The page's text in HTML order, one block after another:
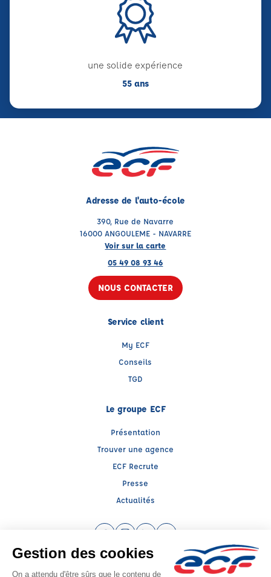
une solide expérience
55 ans
Adresse de l'auto-école
390, Rue de Navarre
16000 ANGOULEME - NAVARRE
Voir sur la carte
05 49 08 93 46
NOUS CONTACTER
Service client
My ECF
Conseils
TGD
Le groupe ECF
Présentation
Trouver une agence
ECF Recrute
Presse
Actualités
Facebook (nouvelle fenêtre)
Instagram (nouvelle fenêtre)
LinkedIn (nouvelle fenêtre)
YouTube (nouvelle
Raison sociale : ECF CER CENTRE ATLANTIQUE - Capital social: 2500000€